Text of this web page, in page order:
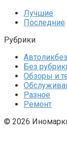
Лучшие
Последние
Рубрики
Автоликбез
Без
Обзоры и
Разное
Ремонт
© 2026